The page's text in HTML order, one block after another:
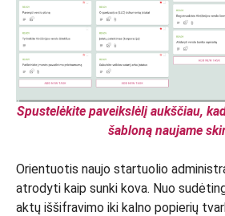
Spustelėkite paveikslėlį aukščiau,
šabloną naujame
Orientuotis naujo startuolio
atrodyti kaip sunki kova. Nuo
aktų iššifravimo iki kalno popierių